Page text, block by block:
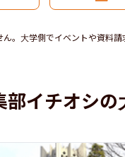
。大学側でイベントや資料請
部イチオシ